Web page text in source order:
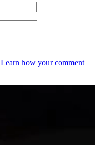
Learn how your comment